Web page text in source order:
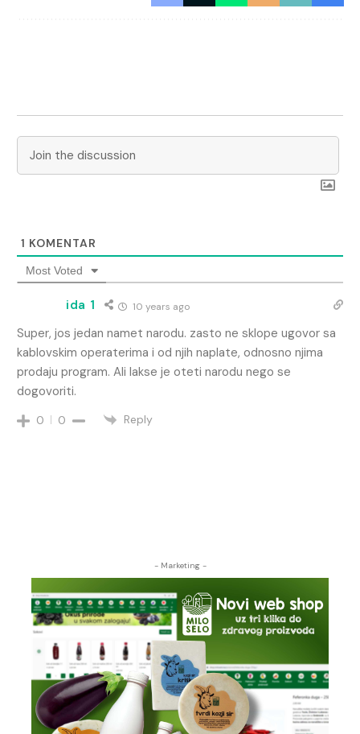
1 KOMENTAR
Most Voted
ida 1 10 years ago
Super, jos jedan namet narodu. zasto ne sklope ugovor sa
kablovskim operaterima i od njih naplate, odnosno njima
prodaju program. Ali lakse je oteti narodu nego se
dogovoriti.
0 0 Reply
- Marketing -